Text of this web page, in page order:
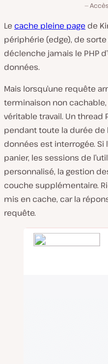
Le cache pleine page de
périphérie (edge), de
déclenche jamais le PHP
données.
Mais lorsqu’une requête
terminaison non
véritable travail. Un thread
pendant toute la durée de
données est interrogée. Si
panier, les sessions de
personnalisé, la gestion
couche supplémentaire.
mis en cache, car la
requête.